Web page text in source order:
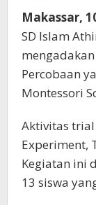
Makassar,
SD Islam
Percobaan
Montessori
Aktivitas trial
Experiment,
Kegiatan ini
13 siswa